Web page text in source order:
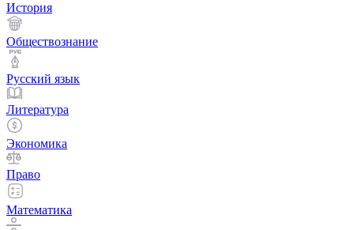
История
Обществознание
Русский язык
Литература
Экономика
Право
Математика